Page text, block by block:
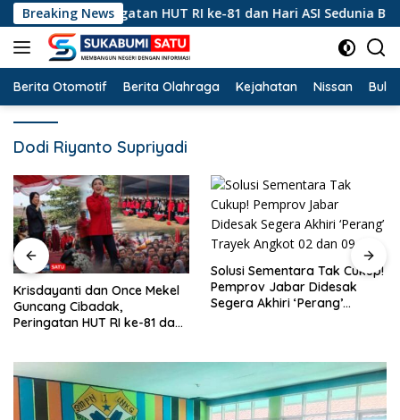
Langsung
ke
konten
Breaking News
Peringatan HUT RI ke-81 dan Hari ASI Sedunia
Berita Otomotif Berita Olahraga Kejahatan Nissan
Dodi Riyanto Supriyadi
Solusi Sementara Tak Cukup!
Pemprov Jabar Didesak
Segera Akhiri ‘Perang’
Trayek Angkot 02 dan 09
Hanya Merekah Sanksi
Kertas? Di Balik